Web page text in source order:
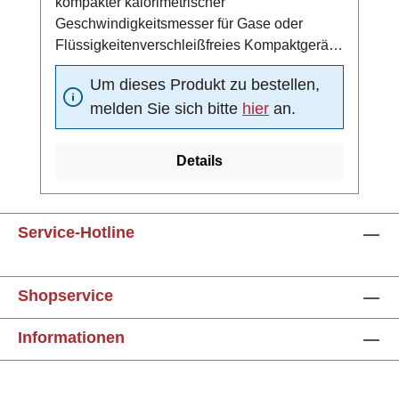
Geschwindigkeitsmesser für Gase oder
Flüssigkeitenverschleißfreies Kompaktgerät
aus Edelstahl 1.4571
(Standardmaterial)einsetzbar in ATEX-Zone
2, 21 und 224 ... 20 mA Analogausgang (4 mA
= 0 m/s, 20 mA =
Funktionsbereichsendwert)Schaltausgang:
vorliegenden Strömung in 10 vordefinierten
Schritten oder alternativ stufenlos
einstellbar10-fach LED-Balken (rot, grün,
Durchflusses und des Schaltpunktes bzw. der
Pulsausgangs-
KonfigurationMediumstemperatur -10 ... +90
°CMeldeausgang mit High-Side Power FET-
Schaltausganggeschützt gegen Kurzschluss
Um dieses Produkt zu bestellen,
melden Sie sich bitte hier an.
Details
Service-Hotline
Shopservice
Informationen